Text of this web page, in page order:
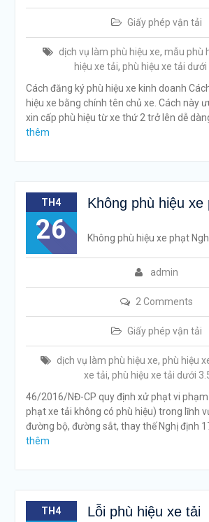
Giấy phép vận tải
dịch vụ làm phù hiệu xe, mẫu phù
hiệu xe tải, phù hiệu xe tải dưới
Cách đăng ký phù hiệu xe kinh doanh
hiệu xe bằng chính tên chủ xe. Cách này
xin cấp phù hiệu từ xe thứ 2 trở lên dễ
thêm
TH4
26
Không phù hiệu xe
admin
2 Comments
Giấy phép vận tải
dịch vụ làm phù hiệu xe,phù hiệu
xe tải,phù hiệu xe tải dưới
Không phù hiệu xe phạt
46/2016/NĐ-CP quy định xử phạt vi
phạt xe tải không có phù hiệu) trong lĩnh
đường bộ, đường sắt, thay thế Nghị định
thêm
TH4 Lỗi phù hiệu xe tải